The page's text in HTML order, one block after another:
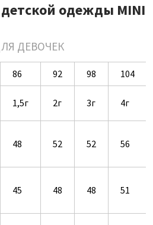
одежды MINI
ДЕВОЧЕК
86 92 98
104
1,5г 2г 3г 4г
48 52 52 56
45 48 48 51